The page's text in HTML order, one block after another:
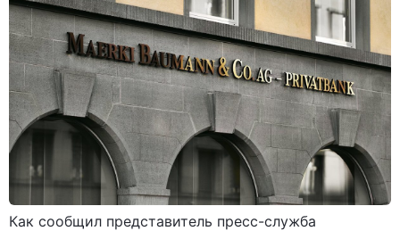
Как сообщил представитель пресс-служба